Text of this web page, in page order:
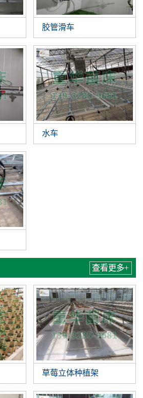
胶管滑车
水车
查看更多+
草莓立体种植架